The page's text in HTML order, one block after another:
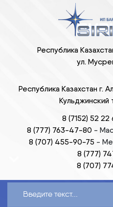
Республика
ул.
Республика Казахстан г.
8 (7152) 52 22
8 (777) 763-47-80 -
8 (707) 455-90-75 -
8 (777)
8 (707)